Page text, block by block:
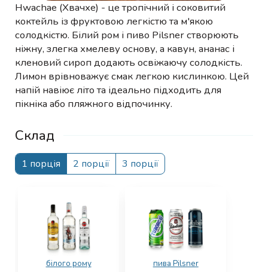
Hwachae (Хвачхе) - це тропічний і соковитий
коктейль із фруктовою легкістю та м'якою
солодкістю. Білий ром і пиво Pilsner створюють
ніжну, злегка хмелеву основу, а кавун, ананас і
кленовий сироп додають освіжаючу солодкість.
Лимон врівноважує смак легкою кислинкою. Цей
напій навіює літо та ідеально підходить для
пікніка або пляжного відпочинку.
Склад
1 порція 2 порції 3 порції
білого рому
пива Pilsner